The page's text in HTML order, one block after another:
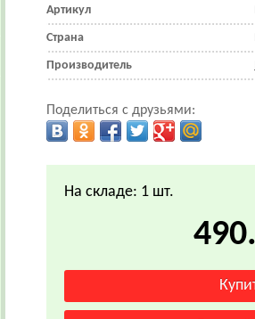
Артикул
Страна
Производитель
Поделиться с друзьями:
На складе: 1 шт.